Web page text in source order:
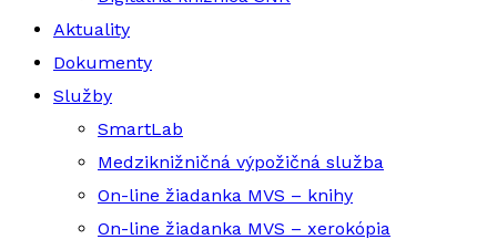
Aktuality
Dokumenty
Služby
SmartLab
Medziknižničná výpožičná služba
On-line žiadanka MVS – knihy
On-line žiadanka MVS – xerokópia